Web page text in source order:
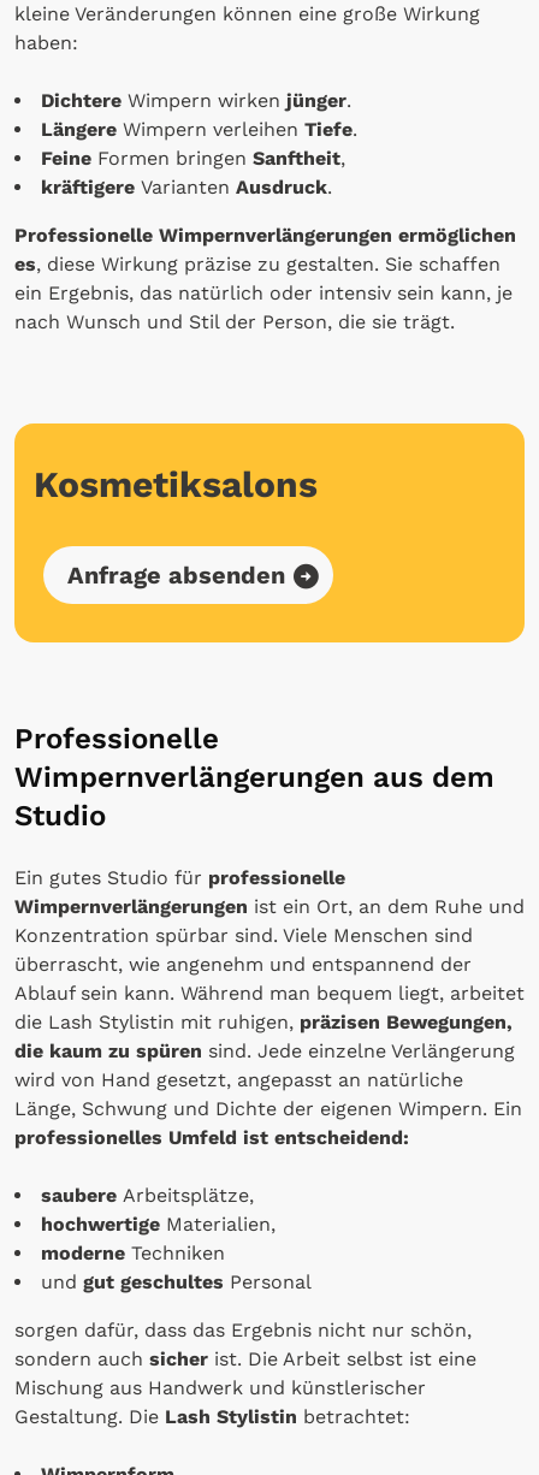
kleine Veränderungen können eine große Wirkung
haben:
Dichtere Wimpern wirken jünger.
Längere Wimpern verleihen Tiefe.
Feine Formen bringen Sanftheit,
kräftigere Varianten Ausdruck.
Professionelle Wimpernverlängerungen ermöglichen
es, diese Wirkung präzise zu gestalten. Sie schaffen
ein Ergebnis, das natürlich oder intensiv sein kann, je
nach Wunsch und Stil der Person, die sie trägt.
Kosmetiksalons
Anfrage absenden
Professionelle
Wimpernverlängerungen aus dem
Studio
Ein gutes Studio für professionelle
Wimpernverlängerungen ist ein Ort, an dem Ruhe und
Konzentration spürbar sind. Viele Menschen sind
überrascht, wie angenehm und entspannend der
Ablauf sein kann. Während man bequem liegt, arbeitet
die Lash Stylistin mit ruhigen, präzisen Bewegungen,
die kaum zu spüren sind. Jede einzelne Verlängerung
wird von Hand gesetzt, angepasst an natürliche
Länge, Schwung und Dichte der eigenen Wimpern. Ein
professionelles Umfeld ist entscheidend:
saubere Arbeitsplätze,
hochwertige Materialien,
moderne Techniken
und gut geschultes Personal
sorgen dafür, dass das Ergebnis nicht nur schön,
sondern auch sicher ist. Die Arbeit selbst ist eine
Mischung aus Handwerk und künstlerischer
Gestaltung. Die Lash Stylistin betrachtet: